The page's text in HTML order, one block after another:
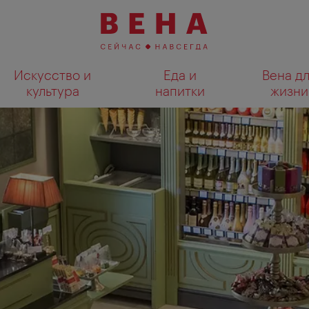
Искусство и
культура
Еда и
напитки
Вена
жизни
Показать результаты поиска